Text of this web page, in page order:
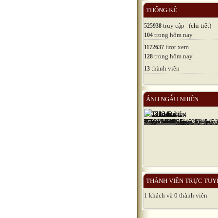
THỐNG KÊ
525938 truy cập (chi tiết)
104 trong hôm nay
1172637 lượt xem
128 trong hôm nay
13 thành viên
ẢNH NGẪU NHIÊN
THÀNH VIÊN TRỰC
1 khách và 0 thành viên